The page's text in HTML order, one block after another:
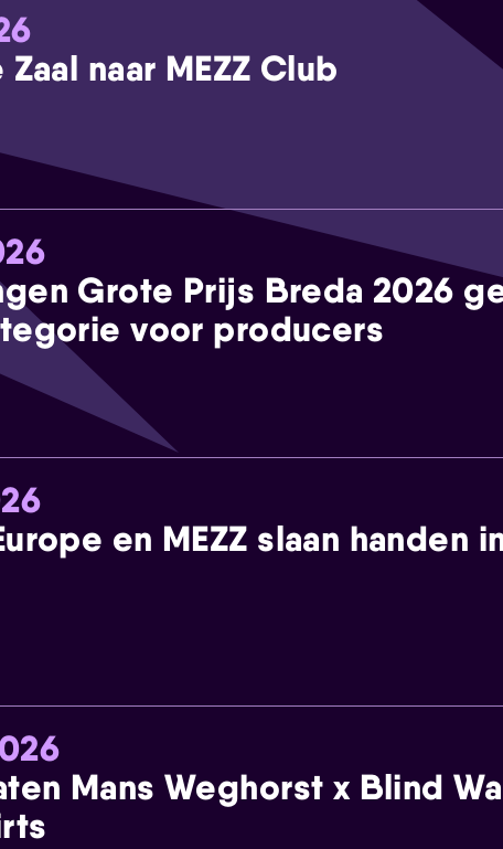
naar MEZZ Club
Grote Prijs Breda 2026
voor producers
en MEZZ slaan handen
Mans Weghorst x Blind